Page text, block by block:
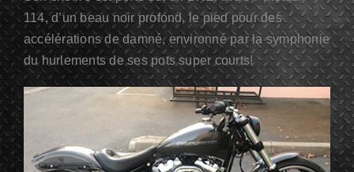
114, d’un beau noir profond, le pied pour des
accélérations de damné, environné par la symphonie
du hurlements de ses pots super courts!